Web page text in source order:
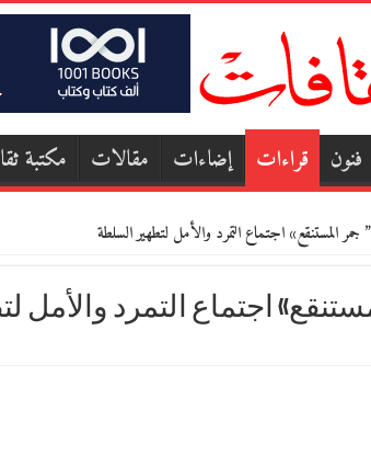
فنون قراءات إضاءات مقالات مكتبة
” جمر المستنقع» اجتماع التمرد والأمل لتطهير السلطة
اجتماع التمرد والأمل